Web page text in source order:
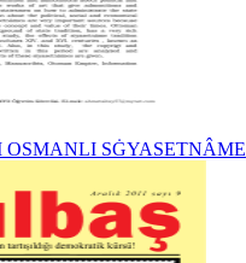
SĠYASETNÂME